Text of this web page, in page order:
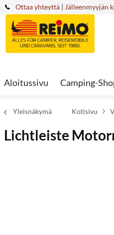
Ottaa yhteyttä | Jälleenmyyjän
Aloitussivu Camping-
Yleisnäkymä Kotisivu
Lichtleiste